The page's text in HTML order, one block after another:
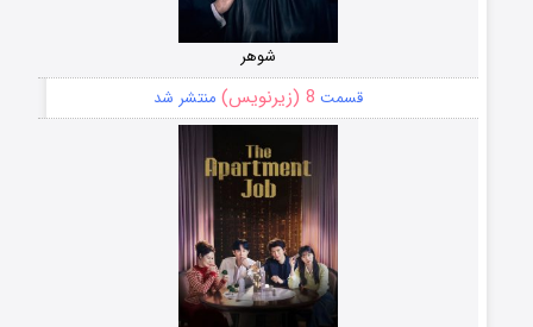
شوهر
قسمت 8 (زیرنویس) منتشر شد